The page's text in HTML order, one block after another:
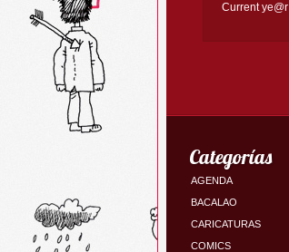
Current ye@r
Categorías
AGENDA
BACALAO
CARICATURAS
COMICS